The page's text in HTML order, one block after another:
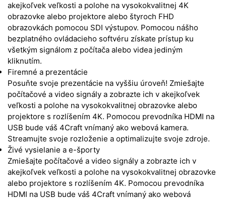
akejkoľvek veľkosti a polohe na vysokokvalitnej 4K
obrazovke alebo projektore alebo štyroch FHD
obrazovkách pomocou SDI výstupov. Pomocou nášho
bezplatného ovládacieho softvéru získate prístup ku
všetkým signálom z počítača alebo videa jediným
kliknutím.
Firemné a prezentácie
Posuňte svoje prezentácie na vyššiu úroveň! Zmiešajte
počítačové a video signály a zobrazte ich v akejkoľvek
veľkosti a polohe na vysokokvalitnej obrazovke alebo
projektore s rozlíšením 4K. Pomocou prevodníka HDMI na
USB bude váš 4Craft vnímaný ako webová kamera.
Streamujte svoje rozloženie a optimalizujte svoje zdroje.
Živé vysielanie a e-športy
Zmiešajte počítačové a video signály a zobrazte ich v
akejkoľvek veľkosti a polohe na vysokokvalitnej obrazovke
alebo projektore s rozlíšením 4K. Pomocou prevodníka
HDMI na USB bude váš 4Craft vnímaný ako webová